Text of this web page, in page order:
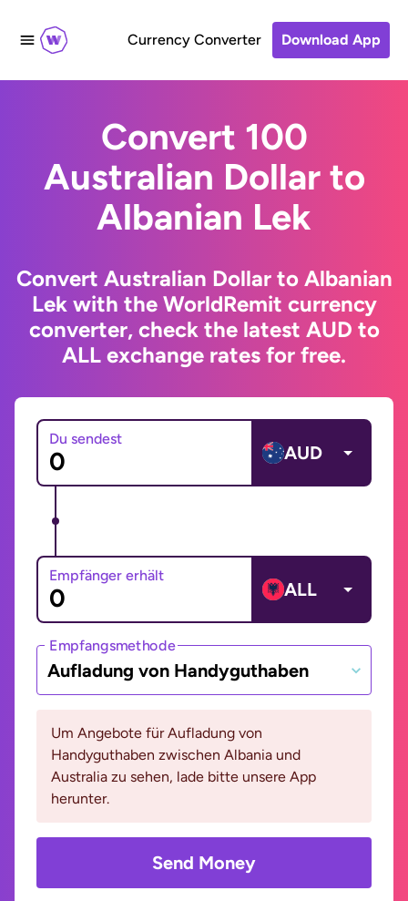
Currency Converter Download App
Convert 100
Australian Dollar to
Albanian Lek
Convert Australian Dollar to Albanian
Lek with the WorldRemit currency
converter, check the latest AUD to
ALL exchange rates for free.
Du sendest
AUD
Empfänger erhält
ALL
Empfangsmethode
Aufladung von Handyguthaben
Um Angebote für Aufladung von
Handyguthaben zwischen Albania und
Australia zu sehen, lade bitte unsere App
herunter.
Send Money